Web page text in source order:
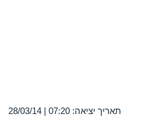
תאריך יציאה: 07:20 | 28/03/14